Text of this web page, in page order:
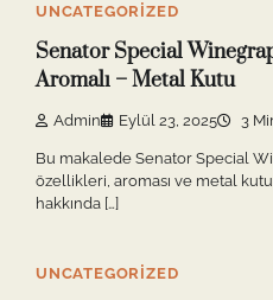
UNCATEGORIZED
Senator Special
Aromalı – Metal Kutu
Admin Eylül 23, 2025 3
Bu makalede Senator Special
özellikleri, aroması ve metal kutu
hakkında […]
UNCATEGORIZED